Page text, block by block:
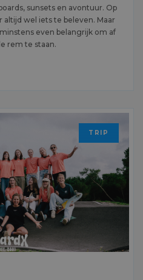
sunsets en avontuur. Op
altijd wel iets te beleven. Maar
even belangrijk om af
rem te staan.
TRIP